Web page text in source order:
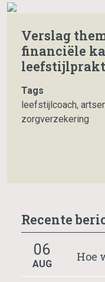
Verslag
financiële
Tags
leefstijlcoach,
zorgverzekering
Recente
06
AUG
Hoe